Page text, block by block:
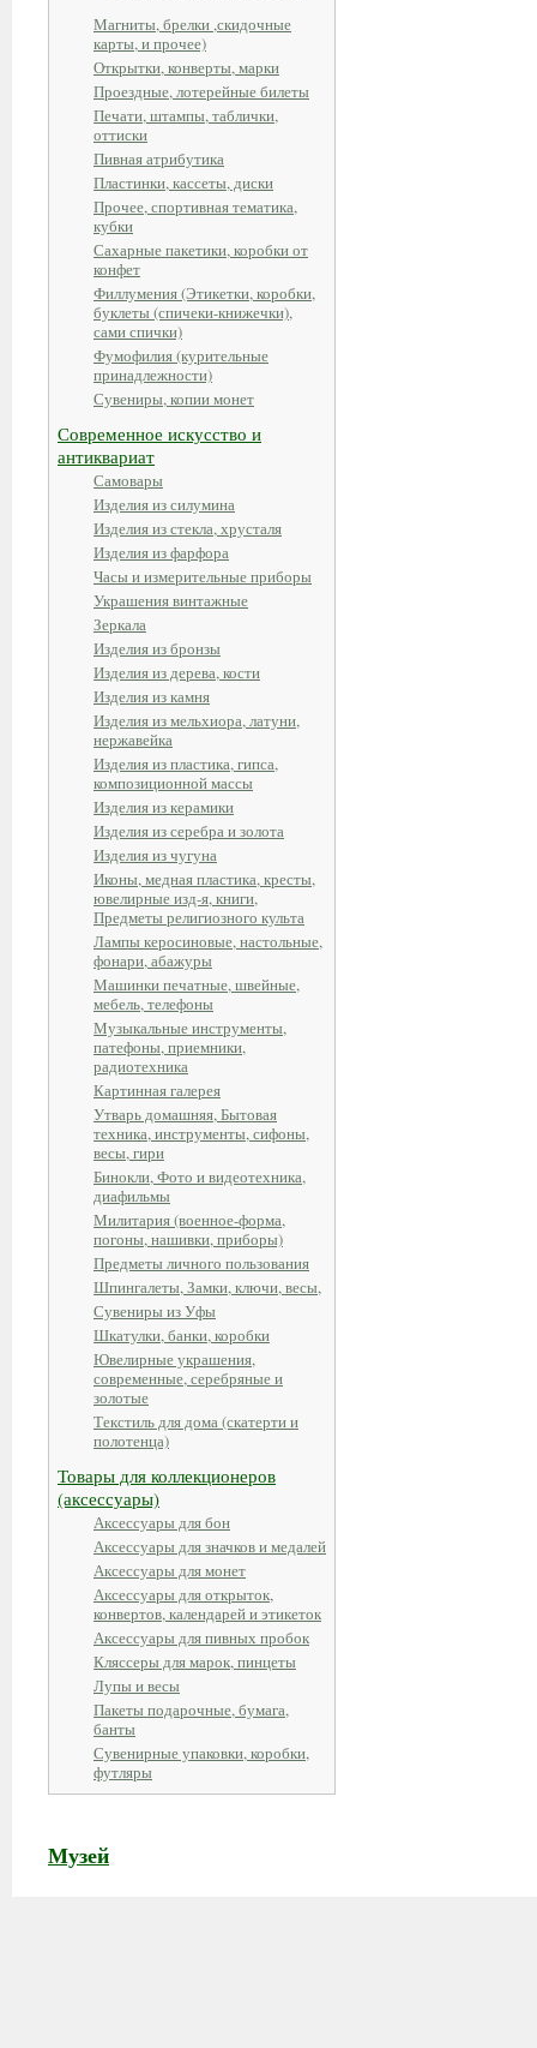
Магниты, брелки ,скидочные
карты, и прочее)
Открытки, конверты, марки
Проездные, лотерейные билеты
Печати, штампы, таблички,
оттиски
Пивная атрибутика
Пластинки, кассеты, диски
Прочее, спортивная тематика,
кубки
Сахарные пакетики, коробки от
конфет
Филлумения (Этикетки, коробки,
буклеты (спичеки-книжечки),
сами спички)
Фумофилия (курительные
принадлежности)
Сувениры, копии монет
Современное искусство и
антиквариат
Самовары
Изделия из силумина
Изделия из стекла, хрусталя
Изделия из фарфора
Часы и измерительные приборы
Украшения винтажные
Зеркала
Изделия из бронзы
Изделия из дерева, кости
Изделия из камня
Изделия из мельхиора, латуни,
нержавейка
Изделия из пластика, гипса,
композиционной массы
Изделия из керамики
Изделия из серебра и золота
Изделия из чугуна
Иконы, медная пластика, кресты,
ювелирные изд-я, книги,
Предметы религиозного культа
Лампы керосиновые, настольные,
фонари, абажуры
Машинки печатные, швейные,
мебель, телефоны
Музыкальные инструменты,
патефоны, приемники,
радиотехника
Картинная галерея
Утварь домашняя, Бытовая
техника, инструменты, сифоны,
весы, гири
Бинокли, Фото и видеотехника,
диафильмы
Милитария (военное-форма,
погоны, нашивки, приборы)
Предметы личного пользования
Шпингалеты, Замки, ключи, весы,
Сувениры из Уфы
Шкатулки, банки, коробки
Ювелирные украшения,
современные, серебряные и
золотые
Текстиль для дома (скатерти и
полотенца)
Товары для коллекционеров
(аксессуары)
Аксессуары для бон
Аксессуары для значков и медалей
Аксессуары для монет
Аксессуары для открыток,
конвертов, календарей и этикеток
Аксессуары для пивных пробок
Кляссеры для марок, пинцеты
Лупы и весы
Пакеты подарочные, бумага,
банты
Сувенирные упаковки, коробки,
футляры
Музей